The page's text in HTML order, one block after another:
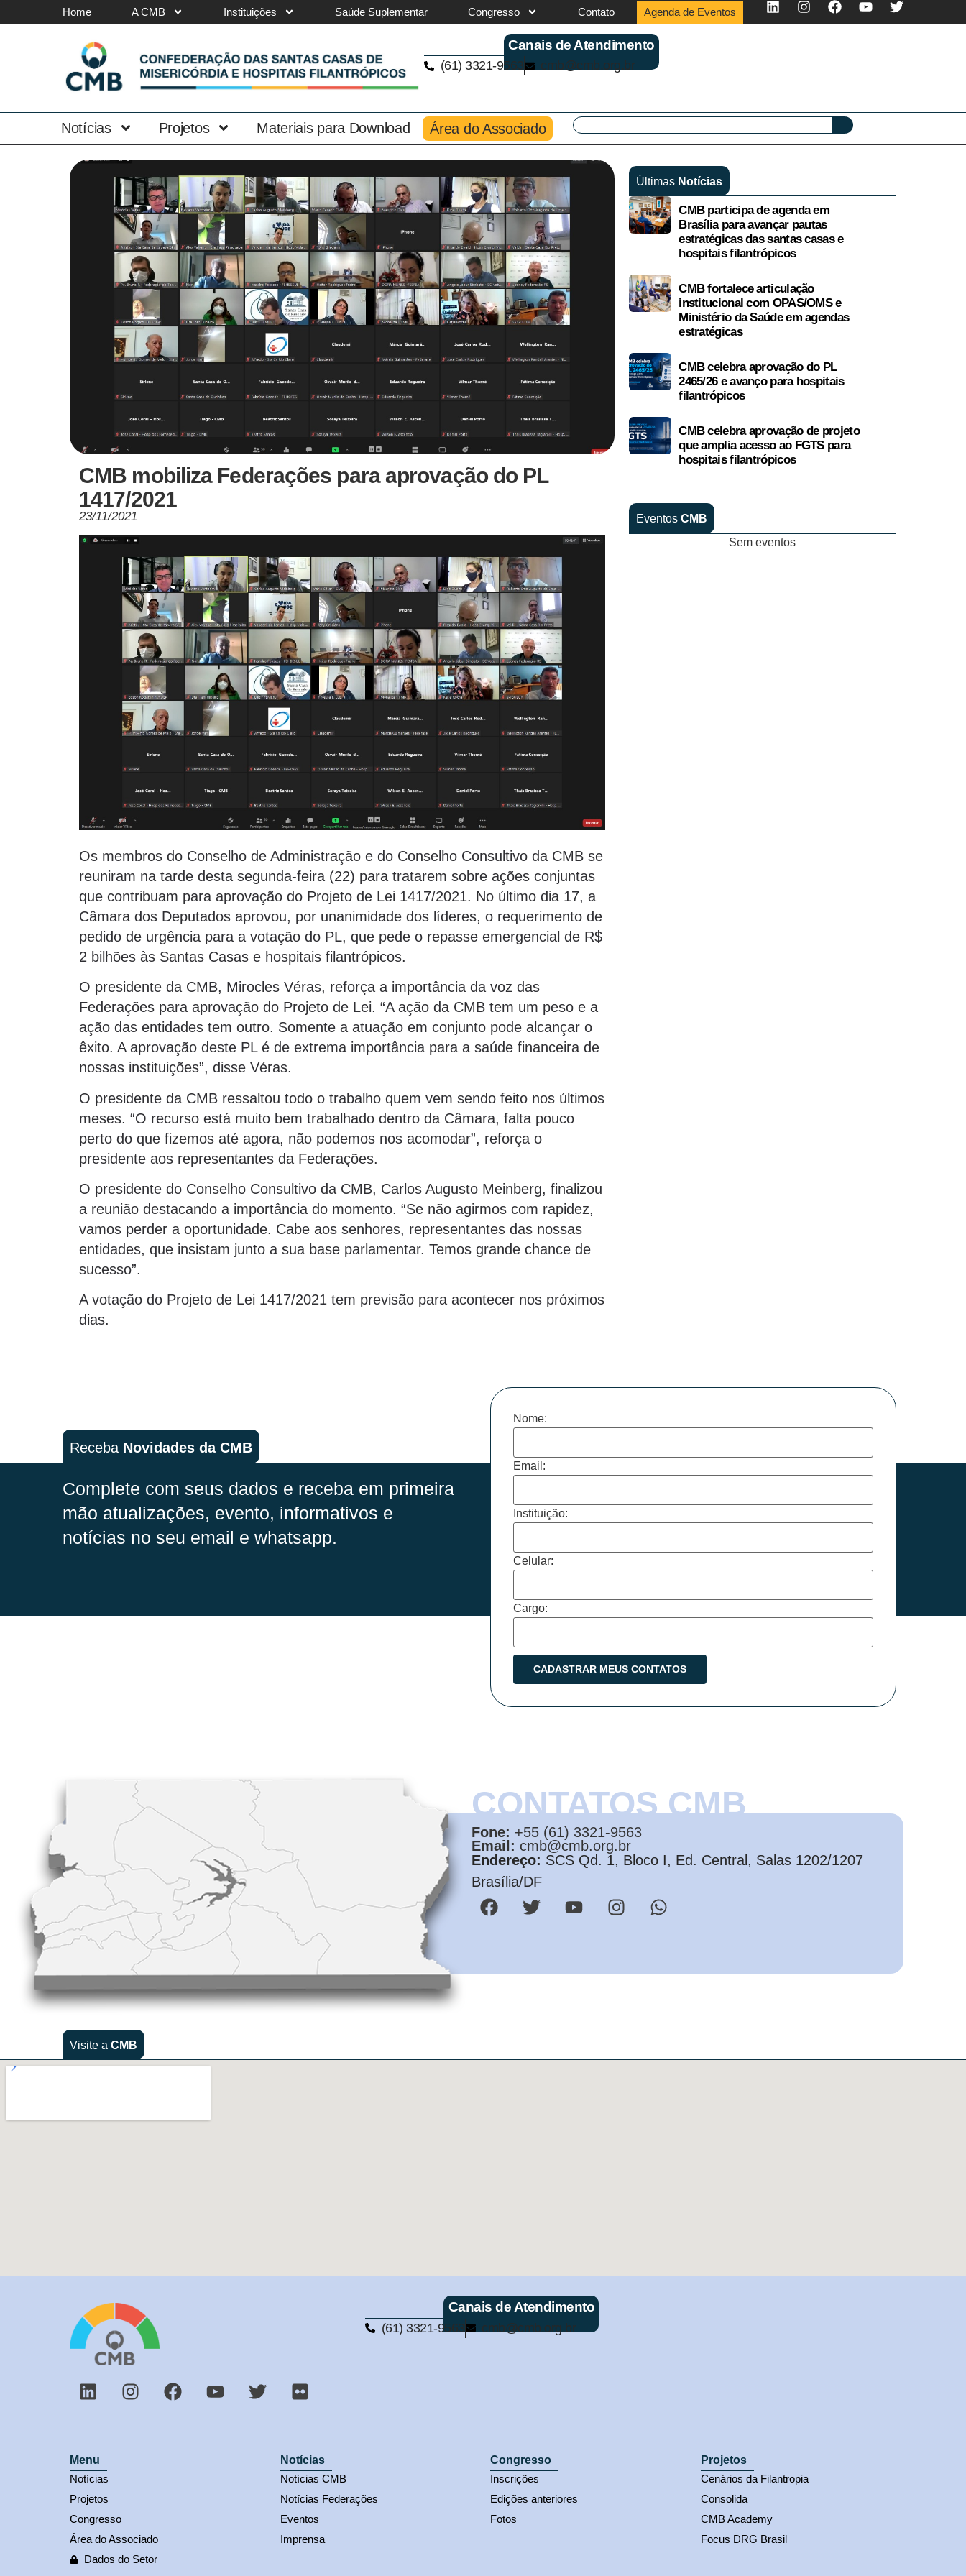
Home A CMB Instituições Saúde Suplementar Congresso Contato Agenda de Eventos
Canais de Atendimento
(61) 3321-9563 cmb@cmb.org.br
Notícias Projetos Materiais para Download Área do Associado
CMB mobiliza Federações para aprovação do PL
1417/2021
23/11/2021
Os membros do Conselho de Administração e do Conselho Consultivo da CMB se
reuniram na tarde desta segunda-feira (22) para tratarem sobre ações conjuntas
que contribuam para aprovação do Projeto de Lei 1417/2021. No último dia 17, a
Câmara dos Deputados aprovou, por unanimidade dos líderes, o requerimento de
pedido de urgência para a votação do PL, que pede o repasse emergencial de R$
2 bilhões às Santas Casas e hospitais filantrópicos.
O presidente da CMB, Mirocles Véras, reforça a importância da voz das
Federações para aprovação do Projeto de Lei. “A ação da CMB tem um peso e a
ação das entidades tem outro. Somente a atuação em conjunto pode alcançar o
êxito. A aprovação deste PL é de extrema importância para a saúde financeira de
nossas instituições”, disse Véras.
O presidente da CMB ressaltou todo o trabalho quem vem sendo feito nos últimos
meses. “O recurso está muito bem trabalhado dentro da Câmara, falta pouco
perto do que fizemos até agora, não podemos nos acomodar”, reforça o
presidente aos representantes da Federações.
O presidente do Conselho Consultivo da CMB, Carlos Augusto Meinberg, finalizou
a reunião destacando a importância do momento. “Se não agirmos com rapidez,
vamos perder a oportunidade. Cabe aos senhores, representantes das nossas
entidades, que insistam junto a sua base parlamentar. Temos grande chance de
sucesso”.
A votação do Projeto de Lei 1417/2021 tem previsão para acontecer nos próximos
dias.
Últimas Notícias
CMB participa de agenda em
Brasília para avançar pautas
estratégicas das santas casas e
hospitais filantrópicos
CMB fortalece articulação
institucional com OPAS/OMS e
Ministério da Saúde em agendas
estratégicas
CMB celebra aprovação do PL
2465/26 e avanço para hospitais
filantrópicos
CMB celebra aprovação de projeto
que amplia acesso ao FGTS para
hospitais filantrópicos
Eventos CMB
Sem eventos
Receba Novidades da CMB
Complete com seus dados e receba em primeira
mão atualizações, evento, informativos e
notícias no seu email e whatsapp.
Nome:
Email:
Instituição:
Celular:
Cargo:
CONTATOS CMB
Fone: +55 (61) 3321-9563
Email: cmb@cmb.org.br
Endereço: SCS Qd. 1, Bloco I, Ed. Central, Salas 1202/1207
Brasília/DF
Visite a CMB
Canais de Atendimento
(61) 3321-9563 cmb@cmb.org.br
Menu
Notícias
Projetos
Congresso
Área do Associado
Dados do Setor
Notícias
Notícias CMB
Notícias Federações
Eventos
Imprensa
Congresso
Inscrições
Edições anteriores
Fotos
Projetos
Cenários da Filantropia
Consolida
CMB Academy
Focus DRG Brasil